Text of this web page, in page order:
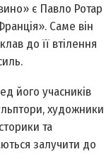
є Павло Ротар
Саме він
до її втілення
його учасників
художники
та
залучити до